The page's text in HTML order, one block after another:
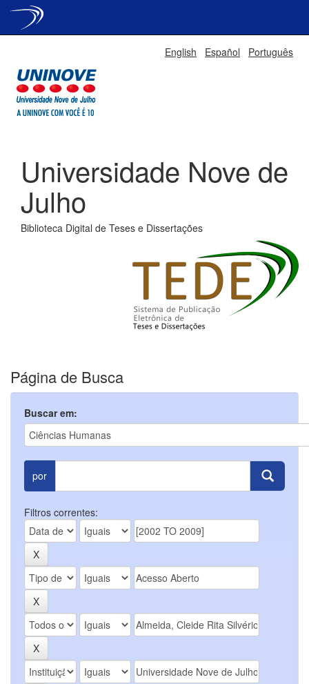
English Español Português
Universidade Nove de
Julho
Biblioteca Digital de Teses e Dissertações
Página de Busca
Buscar em:
por
Filtros correntes: